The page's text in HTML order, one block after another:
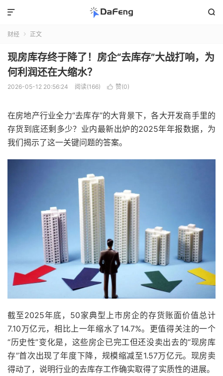


财经  正文
现房库存终于降了！房企“去库存”大战打响，为
何利润还在大缩水？
2026-05-12 20:56:24 阅读(166)  赞(0)
在房地产行业全力“去库存”的大背景下，各大开发商手里的
存货到底还剩多少？业内最新出炉的2025年年报数据，为
我们揭示了这一关键问题的答案。
截至2025年底，50家典型上市房企的存货账面价值总计
7.10万亿元，相比上一年缩水了14.7%。更值得关注的一个
“历史性”变化是，这些房企已完工但还没卖出去的“现房库
存”首次出现了年度下降，规模缩减至1.57万亿元。现房卖
得动了，说明行业的去库存工作确实取得了实质性的进展。